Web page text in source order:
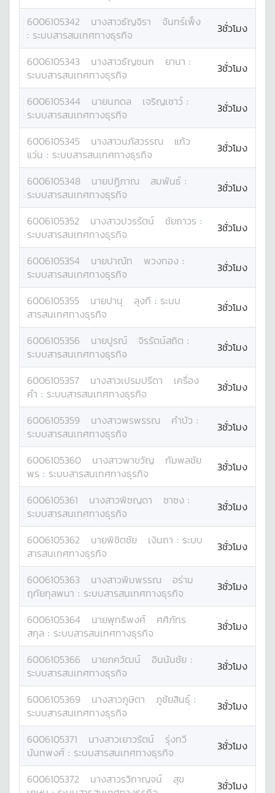
6006105342 นางสาวธัญจิรา
จันทร์เพ็ง
: ระบบสารสนเทศทางธุรกิจ 3ชั่วโมง
6006105343 นางสาวธัญชนก ยานา :
ระบบสารสนเทศทางธุรกิจ
3ชั่วโมง
6006105344 นายนภดล เจริญเชาว์ :
ระบบสารสนเทศทางธุรกิจ
3ชั่วโมง
6006105345 นางสาวนภัสวรรณ
แก้ว
แว่น : ระบบสารสนเทศทางธุรกิจ 3ชั่วโมง
6006105348 นายปฏิภาณ สมพันธ์ :
ระบบสารสนเทศทางธุรกิจ
3ชั่วโมง
6006105352 นางสาวปวรรัตน์ ชัยถาวร :
ระบบสารสนเทศทางธุรกิจ
3ชั่วโมง
6006105354 นายปาณัท พวงทอง :
ระบบสารสนเทศทางธุรกิจ
3ชั่วโมง
6006105355 นายปานุ ลุงกี : ระบบ
สารสนเทศทางธุรกิจ
3ชั่วโมง
6006105356 นายปูรณ์ จิรรัตน์สถิต :
ระบบสารสนเทศทางธุรกิจ
3ชั่วโมง
6006105357 นางสาวเปรมปรีดา
เครื่อง
คำ : ระบบสารสนเทศทางธุรกิจ 3ชั่วโมง
6006105359 นางสาวพรพรรณ คำบัว :
ระบบสารสนเทศทางธุรกิจ
3ชั่วโมง
6006105360 นางสาวพาขวัญ
กัมพลชัย
พร : ระบบสารสนเทศทางธุรกิจ 3ชั่วโมง
6006105361 นางสาวพิชญดา ซาซง :
ระบบสารสนเทศทางธุรกิจ
3ชั่วโมง
6006105362 นายพิชิตชัย เงินถา : ระบบ
สารสนเทศทางธุรกิจ
3ชั่วโมง
6006105363 นางสาวพิมพรรณ
อร่าม
ฤทัยกุลพนา : ระบบสารสนเทศทางธุรกิจ 3ชั่วโมง
6006105364 นายพุทธิพงศ์
ศศิภัทร
สกุล : ระบบสารสนเทศทางธุรกิจ 3ชั่วโมง
6006105366 นายภควัฒน์ อินนันชัย :
ระบบสารสนเทศทางธุรกิจ
3ชั่วโมง
6006105369 นางสาวภูษิตา ภูชัยสินธุ์ :
ระบบสารสนเทศทางธุรกิจ
3ชั่วโมง
6006105371 นางสาวเยาวรัตน์
รุ่งทวี
นันทพงศ์ : ระบบสารสนเทศทางธุรกิจ 3ชั่วโมง
6006105372 นางสาวรวิกาญจน์
สุข
3ชั่วโมง